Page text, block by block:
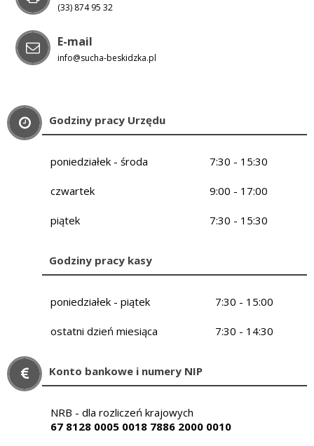
(33) 874 95 32
E-mail
info@sucha-beskidzka.pl
Godziny pracy Urzędu
poniedziałek - środa 7:30 - 15:30
czwartek 9:00 - 17:00
piątek 7:30 - 15:30
Godziny pracy kasy
poniedziałek - piątek 7:30 - 15:00
ostatni dzień miesiąca 7:30 - 14:30
Konto bankowe i numery NIP
NRB - dla rozliczeń krajowych
67 8128 0005 0018 7886 2000 0010